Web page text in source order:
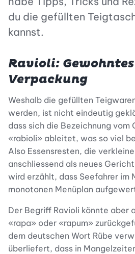
du die gefüllten
kannst.
Ravioli:
Verpackung
Weshalb die gefüllten
werden, ist nicht eindeutig
dass sich die Bezeichnung
«rabioli» ableitet, was so viel
Also Essensresten, die
anschliessend als neues
wird erzählt, dass Seefahrer im
monotonen Menüplan
Der Begriff Ravioli könnte aber
«rapa» oder «rapum»
dem deutschen Wort Rübe
überliefert, dass in